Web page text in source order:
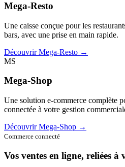
Mega-Resto
Une caisse conçue pour les
bars, avec une prise en main rapide.
Découvrir Mega-Resto →
MS
Mega-Shop
Une solution e-commerce complète
connectée à votre gestion
Découvrir Mega-Shop →
Commerce connecté
Vos ventes en ligne, reliées à